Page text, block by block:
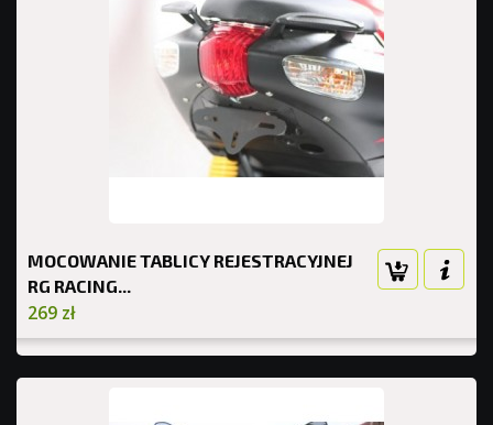
MOCOWANIE TABLICY REJESTRACYJNEJ
RG RACING...
269 zł